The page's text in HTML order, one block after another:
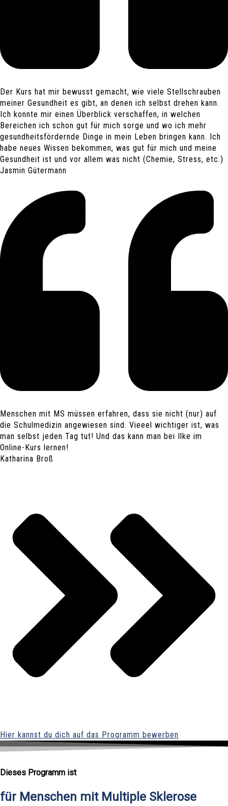
Der Kurs hat mir bewusst gemacht, wie viele Stellschrauben
meiner Gesundheit es gibt, an denen ich selbst drehen kann.
Ich konnte mir einen Überblick verschaffen, in welchen
Bereichen ich schon gut für mich sorge und wo ich mehr
gesundheitsfördernde Dinge in mein Leben bringen kann. Ich
habe neues Wissen bekommen, was gut für mich und meine
Gesundheit ist und vor allem was nicht (Chemie, Stress, etc.)
Jasmin Gütermann
Menschen mit MS müssen erfahren, dass sie nicht (nur) auf
die Schulmedizin angewiesen sind. Vieeel wichtiger ist, was
man selbst jeden Tag tut! Und das kann man bei Ilke im
Online-Kurs lernen!
Katharina Broß
Hier kannst du dich auf das Programm bewerben
Dieses Programm ist
für Menschen mit Multiple Sklerose